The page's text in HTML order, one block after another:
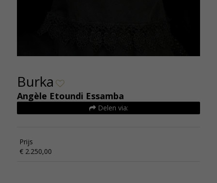
Burka
Angèle Etoundi Essamba
Delen via:
Prijs
€ 2.250,00